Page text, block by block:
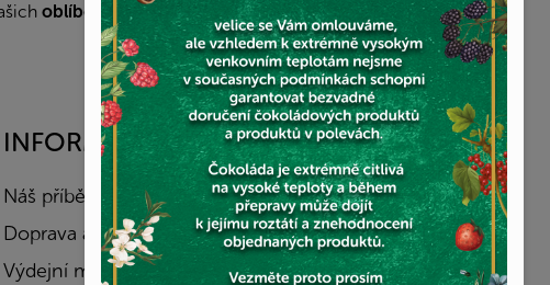
oblíbených produktů
INFORMACE PRO VÁS
Náš příběh
Doprava a platba
Výdejní místa v Praze
FACEBOOK